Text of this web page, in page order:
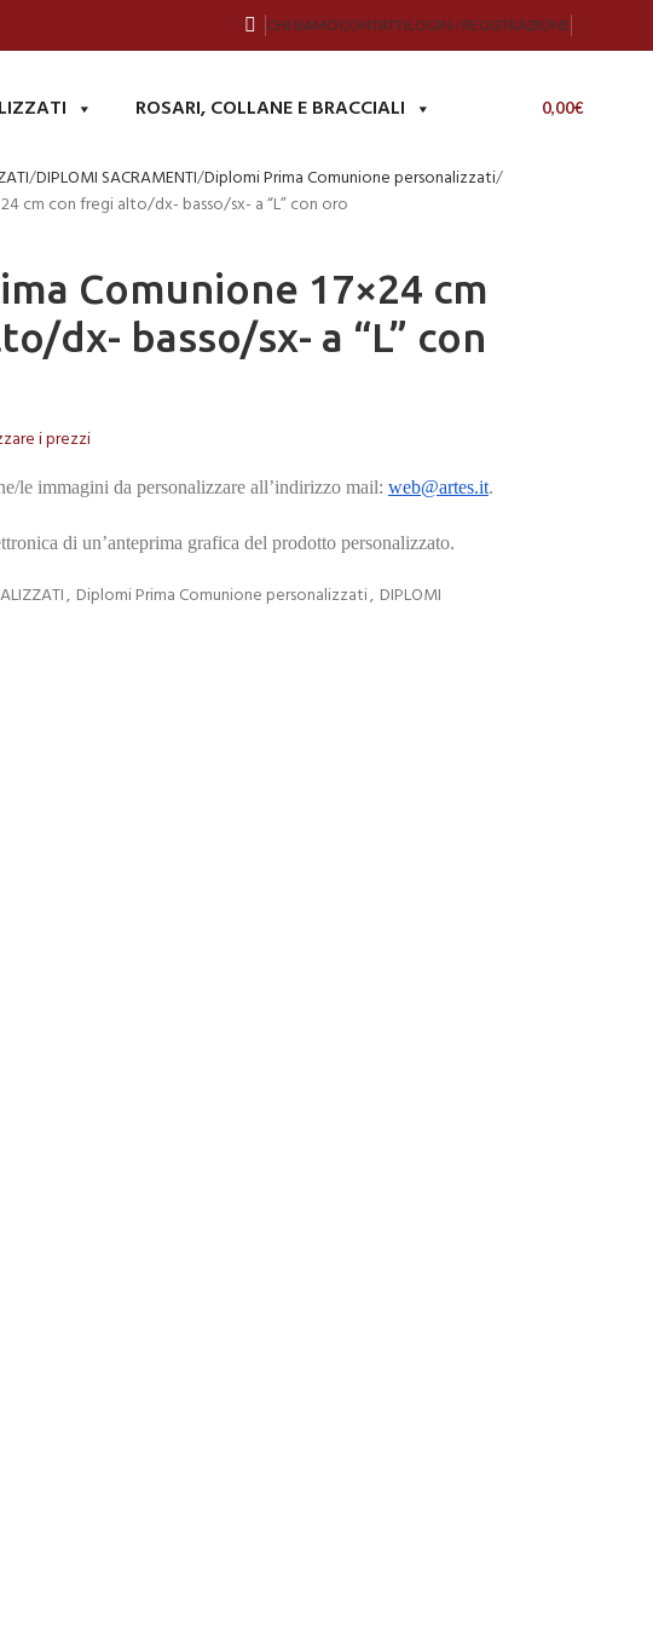
CHI SIAMOCONTATTILOGIN / REGISTRAZIONE
ROSARI, COLLANE E BRACCIALI 0,00€
DIPLOMI SACRAMENTI Diplomi Prima Comunione personalizzati
cm con fregi alto/dx- basso/sx- a “L” con oro
Comunione 17×24 cm
dx- basso/sx- a “L” con
i prezzi
le immagini da personalizzare all’indirizzo mail: web@artes.it.
di un’anteprima grafica del prodotto personalizzato.
, Diplomi Prima Comunione personalizzati, DIPLOMI